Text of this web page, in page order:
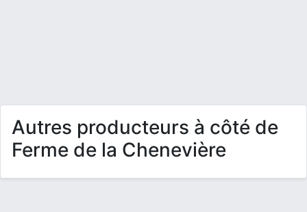
Autres producteurs à côté de
Ferme de la Chenevière